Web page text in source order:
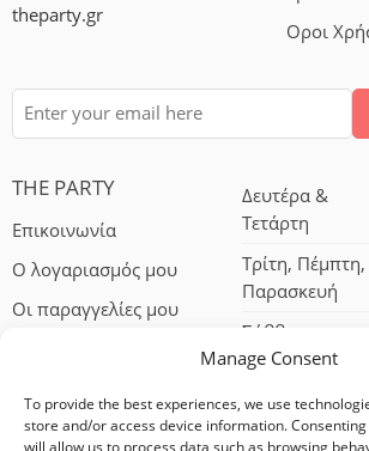
Manage Consent
To provide the best experiences, we use
store and/or access device information.
will allow us to process data such as browsing
theparty.gr
Οροι
THE PARTY
Επικοινωνία
Ο λογαριασμός μου
Οι παραγγελίες μου
Δευτέρα &
Τετάρτη
Τρίτη, Πέμπτη,
Παρασκευή
Σάββατο